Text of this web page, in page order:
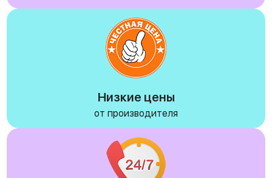
Низкие цены
от производителя